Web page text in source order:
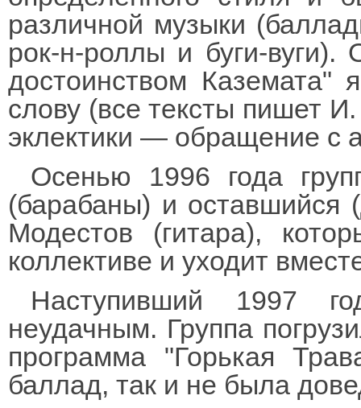
различной музыки
рок-н-роллы и буги-
достоинством Каземата"
слову (все тексты пишет
эклектики — обращение с
Осенью 1996 года
(барабаны) и оставшийся
Модестов (гитара),
коллективе и уходит
Наступивший 1997
неудачным. Группа
программа "Горькая
баллад, так и не была